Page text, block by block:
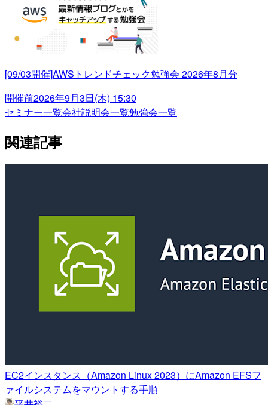
[09/03開催]AWSトレンドチェック勉強会 2026年8月分
開催前2026年9月3日(木) 15:30
セミナー一覧会社説明会一覧勉強会一覧
関連記事
EC2インスタンス（Amazon Linux 2023）にAmazon EFSフ
ァイルシステムをマウントする手順